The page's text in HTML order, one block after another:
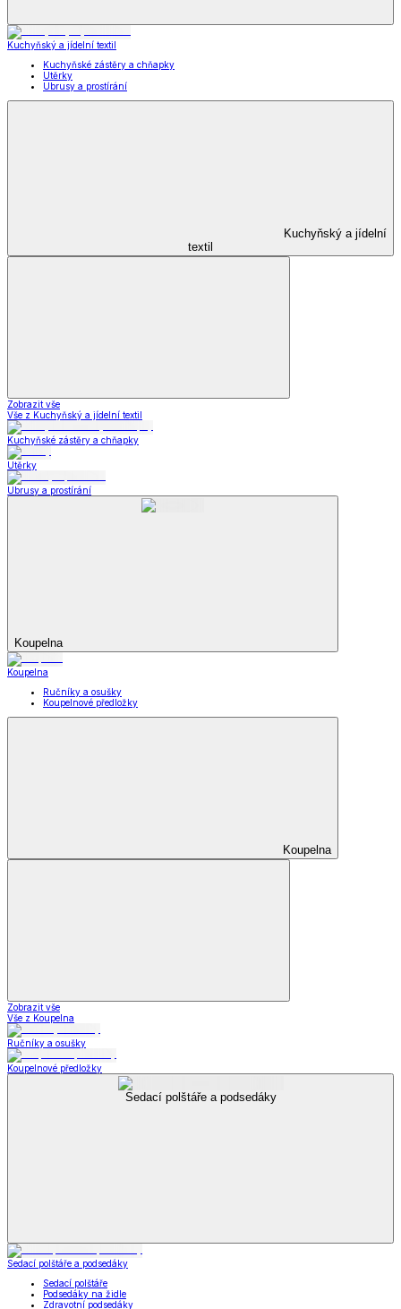
Kuchyňský a jídelní textil
Kuchyňské zástěry a chňapky
Utěrky
Ubrusy a prostírání
Kuchyňský a jídelní
textil
Zobrazit vše
Vše z Kuchyňský a jídelní textil
Kuchyňské zástěry a chňapky
Utěrky
Ubrusy a prostírání
Koupelna
Koupelna
Ručníky a osušky
Koupelnové předložky
Koupelna
Zobrazit vše
Vše z Koupelna
Ručníky a osušky
Koupelnové předložky
Sedací polštáře a podsedáky
Sedací polštáře a podsedáky
Sedací polštáře
Podsedáky na židle
Zdravotní podsedáky